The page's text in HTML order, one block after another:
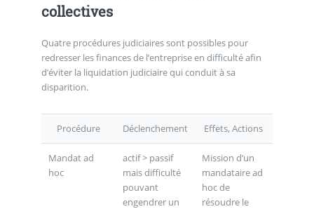
collectives
Quatre procédures judiciaires sont possibles pour
redresser les finances de l’entreprise en difficulté afin
d’éviter la liquidation judiciaire qui conduit à sa
disparition.
Procédure Déclenchement Effets, Actions
Mandat ad
hoc
actif > passif
mais difficulté
pouvant
engendrer un
Mission d’un
mandataire ad
hoc de
résoudre le